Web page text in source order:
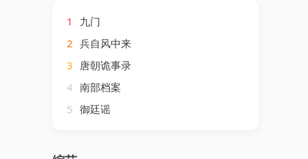
1
九门
2 兵自风中来
3 唐朝诡事录
4 南部档案
5 御廷谣